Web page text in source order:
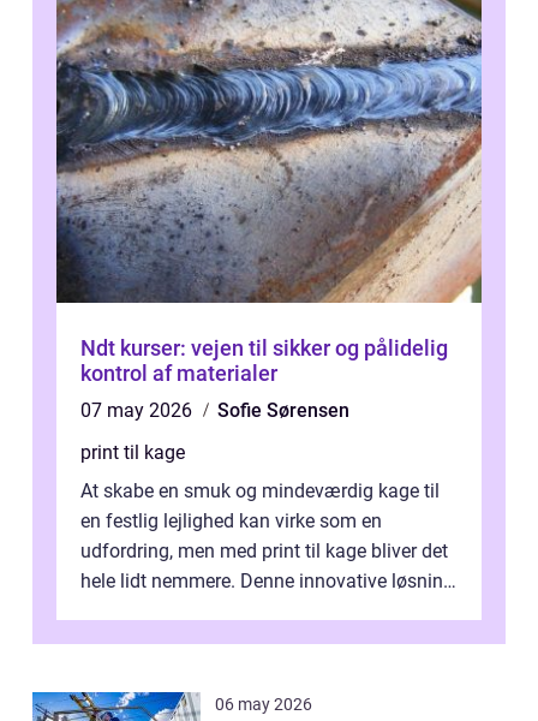
Ndt kurser: vejen til sikker og pålidelig
kontrol af materialer
07 may 2026
Sofie Sørensen
print til kage
At skabe en smuk og mindeværdig kage til
en festlig lejlighed kan virke som en
udfordring, men med print til kage bliver det
hele lidt nemmere. Denne innovative løsning
06 may 2026